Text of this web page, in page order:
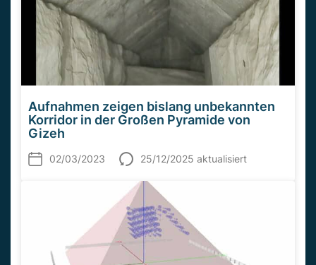
Aufnahmen zeigen bislang unbekannten
Korridor in der Großen Pyramide von
Gizeh
02/03/2023 25/12/2025 aktualisiert